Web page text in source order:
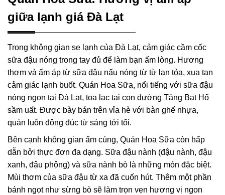
giữa lạnh giá Đà Lạt
Trong không gian se lạnh của Đà Lạt, cảm giác cầm cốc
sữa đậu nóng trong tay đủ để làm bạn ấm lòng. Hương
thơm và ấm áp từ sữa đậu nấu nóng từ từ lan tỏa, xua tan
cảm giác lạnh buốt. Quán Hoa Sữa, nổi tiếng với sữa đậu
nóng ngon tại Đà Lạt, tọa lạc tại con đường Tăng Bạt Hổ
sầm uất. Được bày bán trên vỉa hè với bàn ghế nhựa,
quán luôn đông đúc từ sáng tới tối.
Bên cạnh không gian ấm cúng, Quán Hoa Sữa còn hấp
dẫn bởi thực đơn đa dạng. Sữa đậu nành (đậu nành, đậu
xanh, đậu phộng) và sữa nành bò là những món đặc biệt.
Mùi thơm của sữa đậu từ xa đã cuốn hút. Thêm một phần
bánh ngọt như sừng bò sẽ làm trọn vẹn hương vị ngon